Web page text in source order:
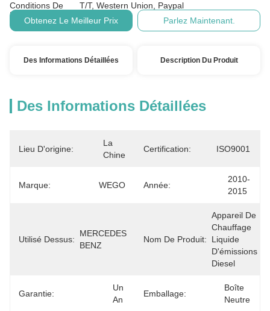
Conditions De
Paiement:
T/T, Western Union, Paypal
Obtenez Le Meilleur Prix
Parlez Maintenant.
Des Informations Détaillées Description Du Produit
Des Informations Détaillées
Lieu D'origine:
La
Chine
Certification: ISO9001
Marque: WEGO Année:
2010-
2015
Utilisé Dessus:
MERCEDES
BENZ
Nom De Produit:
Appareil De
Chauffage
Liquide
D'émissions
Diesel
Garantie:
Un
An
Emballage:
Boîte
Neutre